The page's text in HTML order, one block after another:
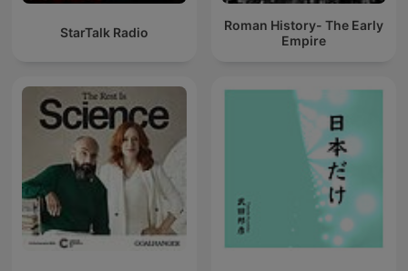
StarTalk Radio
Roman History- The Early
Empire